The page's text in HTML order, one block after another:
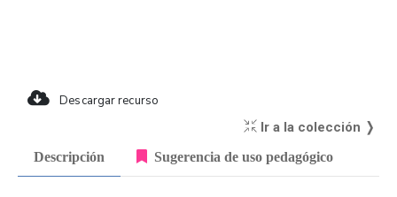
Descargar recurso
Ir a la colección ❭
Descripción Sugerencia de uso pedagógico